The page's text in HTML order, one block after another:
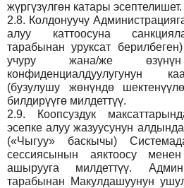
жүргүзүлгөн катары эсептелишет.
2.8. Колдонуучу
алуу каттоосуна
тарабынан уруксат
учуру жана/же
конфиденциалдуулугунун
(бузулушу жөнүндө
билдирүүгө милдеттүү.
2.9.
Коопсуздук
эсепке алуу жазуусунун
(«Чыгуу» баскычы)
сессиясынын аяктоосу
ашырууга милдеттүү.
тарабынан Макулдашуунун